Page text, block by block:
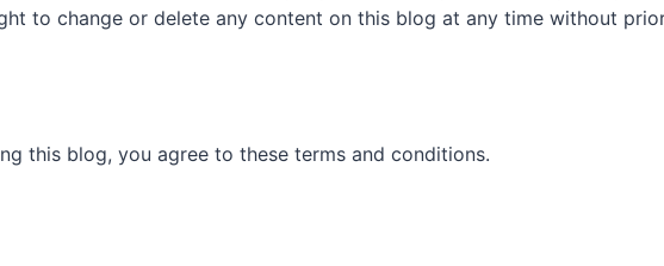
to change or delete any content on this blog at any time without
this blog, you agree to these terms and conditions.